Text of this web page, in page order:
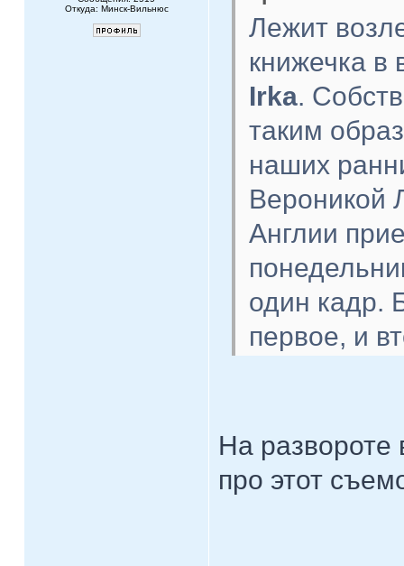
Откуда: Минск-Вильнюс
Лежит
книжечка в
Irka.
таким
наших
Вероникой
Англии
один кадр.
первое, и
На развороте
про этот